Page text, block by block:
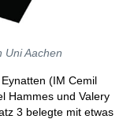
Uni Aachen
(IM Cemil
Hammes und Valery
3 belegte mit etwas